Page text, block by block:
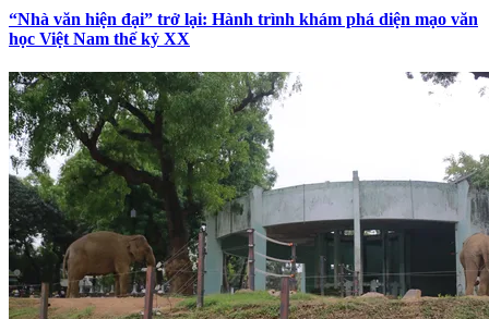
“Nhà văn hiện đại” trở lại: Hành trình khám phá diện mạo văn
học Việt Nam thế kỷ XX